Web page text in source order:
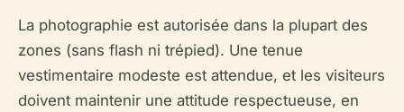
La photographie est autorisée dans la plupart des
zones (sans flash ni trépied). Une tenue
vestimentaire modeste est attendue, et les visiteurs
doivent maintenir une attitude respectueuse, en